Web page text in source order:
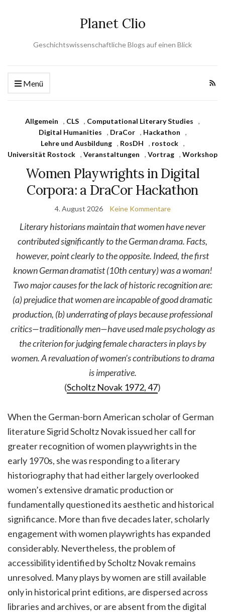
Planet Clio
Geschichtswissenschaftliche Blogs auf einen Blick
Menü
Allgemein , CLS , Computational Literary Studies
,
Digital Humanities
, DraCor , Hackathon
,
Lehre und Ausbildung
, RosDH , rostock
,
Universität Rostock , Veranstaltungen , Vortrag , Workshop
Women Playwrights in Digital
Corpora: a DraCor Hackathon
4. August 2026 Keine Kommentare
Literary historians maintain that women have never
contributed significantly to the German drama. Facts,
however, point clearly to the opposite. Indeed, the first
known German dramatist (10th century) was a woman!
Two major causes for the lack of historic recognition are:
(a) prejudice that women are incapable of good dramatic
production, (b) underrating of plays because professional
critics—traditionally men—have used male psychology as
the criterion for judging female characters in plays by
women. A revaluation of women’s contributions to drama
is imperative.
(Scholtz Novak 1972, 47)
When the German-born American scholar of German
literature Sigrid Scholtz Novak issued her call for
greater recognition of women playwrights in the
early 1970s, she was responding to a literary
historiography that had either largely overlooked
women’s extensive dramatic production or
fundamentally questioned its aesthetic and historical
significance. More than five decades later, scholarly
engagement with women playwrights has expanded
considerably. Nevertheless, the problem of
accessibility identified by Scholtz Novak remains
unresolved. Many plays by women are still available
only in historical print editions, are dispersed across
libraries and archives, or are absent from the digital